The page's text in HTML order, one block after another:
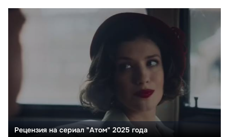
Рецензия на сериал "Атом" 2025 года